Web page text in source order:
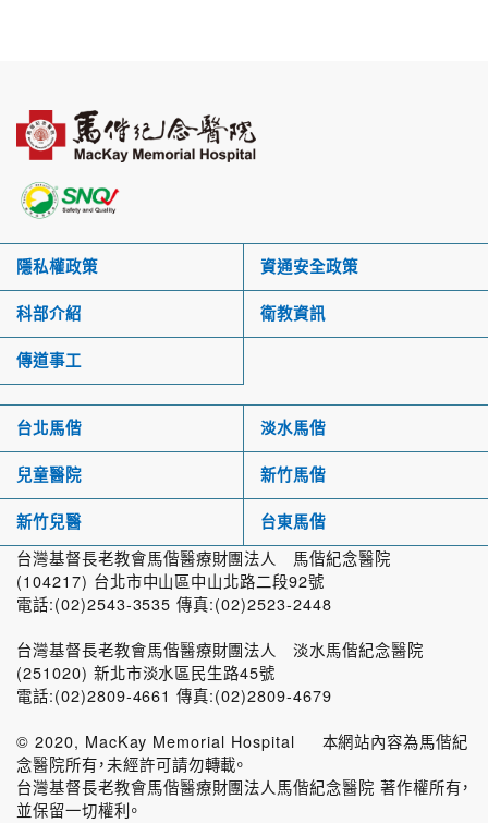
隱私權政策 資通安全政策
科部介紹 衛教資訊
傳道事工
台北馬偕 淡水馬偕
兒童醫院 新竹馬偕
新竹兒醫 台東馬偕
台灣基督長老教會馬偕醫療財團法人 馬偕紀念醫院
(104217) 台北市中山區中山北路二段92號
電話:(02)2543-3535 傳真:(02)2523-2448
台灣基督長老教會馬偕醫療財團法人 淡水馬偕紀念醫院
(251020) 新北市淡水區民生路45號
電話:(02)2809-4661 傳真:(02)2809-4679
© 2020, MacKay Memorial Hospital 本網站內容為馬偕紀
念醫院所有，未經許可請勿轉載。
台灣基督長老教會馬偕醫療財團法人馬偕紀念醫院 著作權所有，
並保留一切權利。